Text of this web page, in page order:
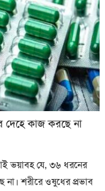
দেহে কাজ করছে না
ভয়াবহ যে, ৩৬ ধরনের
না। শরীরে ওষুধের প্রভাব